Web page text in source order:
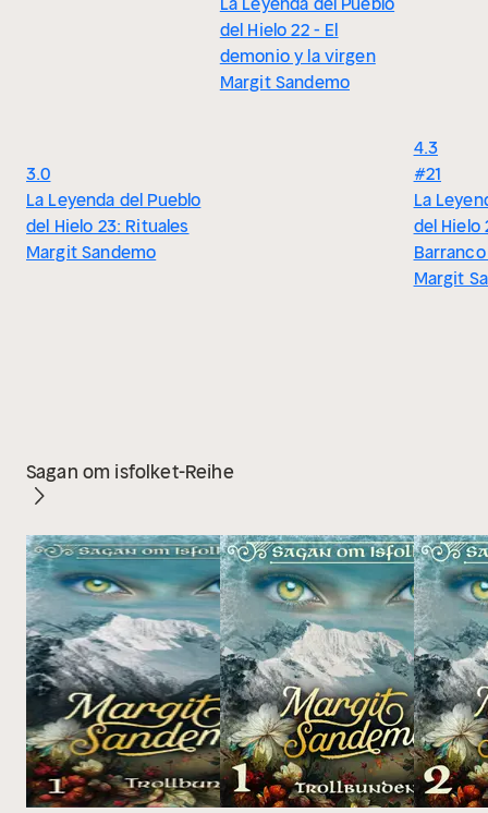
3.0
La Leyenda del Pueblo
del Hielo 23: Rituales
Margit Sandemo
del Hielo 22 - El
demonio y la virgen
Margit Sandemo
4.3
#21
La
del Hielo
Margit
Sagan om isfolket-Reihe